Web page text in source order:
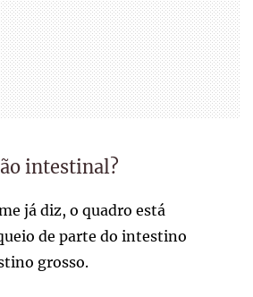
intestinal?
já diz, o quadro está
de parte do intestino
grosso.